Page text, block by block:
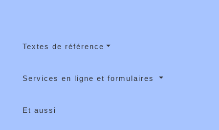
Textes de référence
Services en ligne et formulaires
Et aussi